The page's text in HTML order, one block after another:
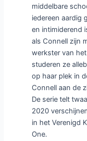
middelbare
iedereen aardig
en intimiderend
als Connell zijn
werkster van
studeren ze
op haar plek in
Connell aan de
De serie telt
2020
in het Verenigd
One.